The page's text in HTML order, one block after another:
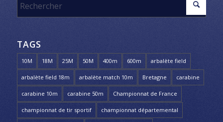
TAGS
10M 18M 25M 50M 400m 600m arbalète field
arbalète field 18m arbalète match 10m Bretagne carabine
carabine 10m carabine 50m Championnat de France
championnat de tir sportif championnat départemental